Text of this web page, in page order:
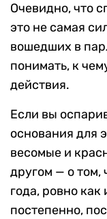
Очевидно, что
это не самая
вошедших в
понимать, к
действия.
Если вы
основания для
весомые и
другом — о том,
года, ровно
постепенно,